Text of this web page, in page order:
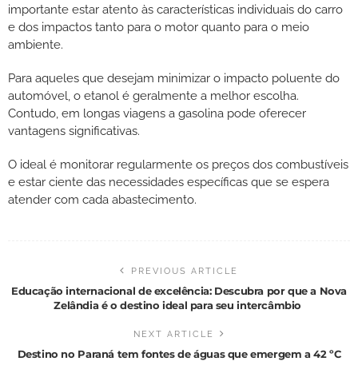
importante estar atento às características individuais do carro
e dos impactos tanto para o motor quanto para o meio
ambiente.
Para aqueles que desejam minimizar o impacto poluente do
automóvel, o etanol é geralmente a melhor escolha.
Contudo, em longas viagens a gasolina pode oferecer
vantagens significativas.
O ideal é monitorar regularmente os preços dos combustíveis
e estar ciente das necessidades específicas que se espera
atender com cada abastecimento.
PREVIOUS ARTICLE
Educação internacional de excelência: Descubra por que a Nova
Zelândia é o destino ideal para seu intercâmbio
NEXT ARTICLE
Destino no Paraná tem fontes de águas que emergem a 42 ºC